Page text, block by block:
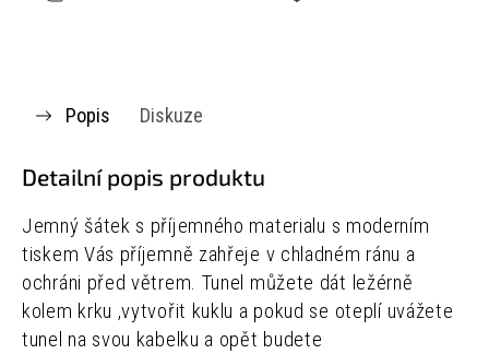
Popis Diskuze
Detailní popis produktu
Jemný šátek s příjemného materialu s moderním
tiskem Vás příjemně zahřeje v chladném ránu a
ochráni před větrem. Tunel můžete dát ležérně
kolem krku ,vytvořit kuklu a pokud se oteplí uvážete
tunel na svou kabelku a opět budete